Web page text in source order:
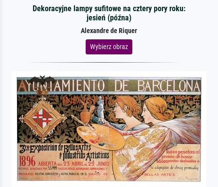
Dekoracyjne lampy sufitowe na cztery pory roku:
jesień (późna)
Alexandre de Riquer
Wybierz obraz